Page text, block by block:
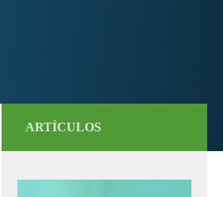
ARTÍCULOS